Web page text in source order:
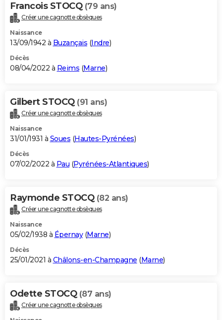
Francois STOCQ (79 ans)
Créer une cagnotte obsèques
Naissance
13/09/1942 à Buzançais (Indre)
Décès
08/04/2022 à Reims (Marne)
Gilbert STOCQ (91 ans)
Créer une cagnotte obsèques
Naissance
31/01/1931 à Soues (Hautes-Pyrénées)
Décès
07/02/2022 à Pau (Pyrénées-Atlantiques)
Raymonde STOCQ (82 ans)
Créer une cagnotte obsèques
Naissance
05/02/1938 à Épernay(Marne)
Décès
25/01/2021 à Châlons-en-Champagne (Marne)
Odette STOCQ (87 ans)
Créer une cagnotte obsèques